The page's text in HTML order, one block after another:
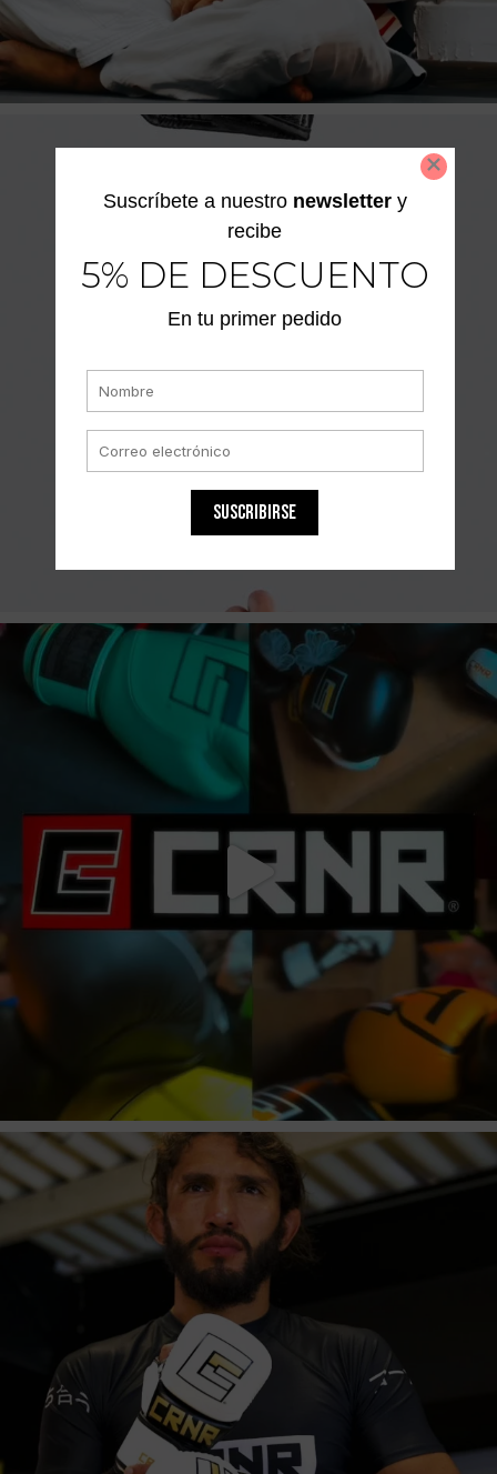
Suscríbete a nuestro newslettery
recibe
5% DE DESCUENTO
En tu primer pedido
SUSCRIBIRSE